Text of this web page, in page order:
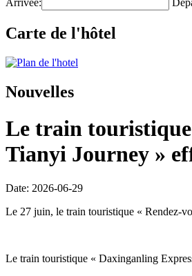
Arrivée:
Carte de l'hôtel
Nouvelles
Le train
Tianyi Journey »
Date: 2026-06-29
Le 27 juin, le train touristique « Rendez-
Le train touristique « Daxinganling